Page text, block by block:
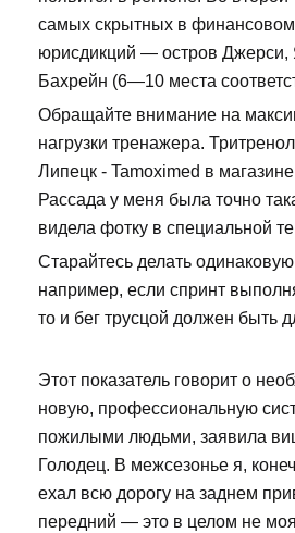
самых скрытных в
юрисдикций — остров Джерси,
Бахрейн (6—10 места
Обращайте внимание на
нагрузки тренажера.
Липецк - Tamoximed в
Рассада у меня была точно
видела фотку в специальной
Старайтесь делать
например, если спринт
то и бег трусцой должен быть
Этот показатель говорит о
новую, профессиональную
пожилыми людьми, заявила
Голодец. В межсезонье я,
ехал всю дорогу на заднем
передний — это в целом не